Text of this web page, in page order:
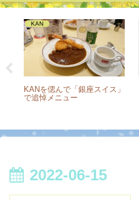
KAN
KANを偲んで「銀座スイス」
で追悼メニュー
2022-06-15